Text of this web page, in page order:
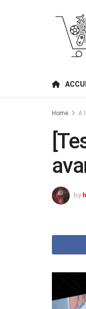
Home A
by